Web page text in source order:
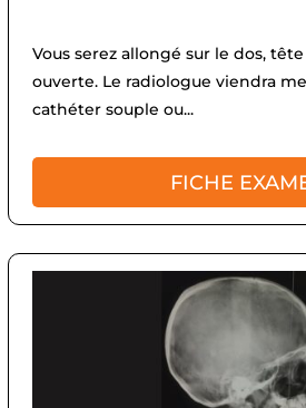
Vous serez allongé sur le dos,
ouverte. Le radiologue viendra
cathéter souple ou...
FICHE